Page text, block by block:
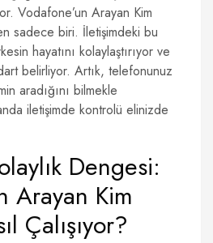
Vodafone’un Arayan Kim
sadece biri. İletişimdeki bu
hayatını kolaylaştırıyor ve
belirliyor. Artık, telefonunuz
aradığını bilmekle
iletişimde kontrolü elinizde
Dengesi:
Arayan Kim
Çalışıyor?